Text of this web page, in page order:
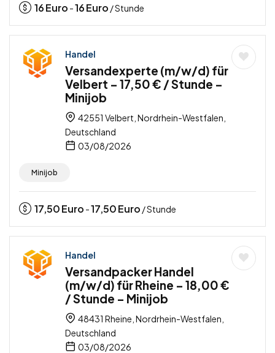
16Euro -16Euro / Stunde
Handel
Versandexperte (m/w/d) für
Velbert – 17,50 € / Stunde –
Minijob
42551 Velbert, Nordrhein-Westfalen,
Deutschland
03/08/2026
Minijob
17,50Euro -17,50Euro / Stunde
Handel
Versandpacker Handel
(m/w/d) für Rheine – 18,00 €
/ Stunde – Minijob
48431 Rheine, Nordrhein-Westfalen,
Deutschland
03/08/2026